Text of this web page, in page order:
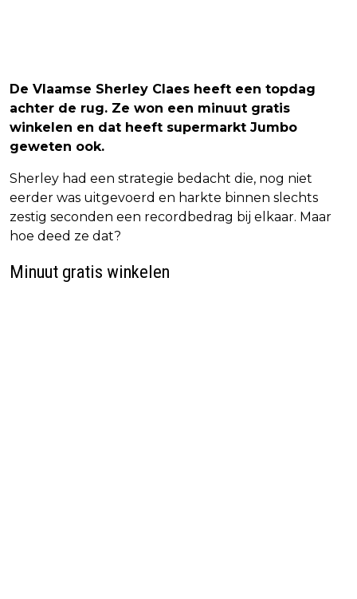
De Vlaamse Sherley Claes heeft een topdag
achter de rug. Ze won een minuut gratis
winkelen en dat heeft supermarkt Jumbo
geweten ook.
Sherley had een strategie bedacht die, nog niet
eerder was uitgevoerd en harkte binnen slechts
zestig seconden een recordbedrag bij elkaar. Maar
hoe deed ze dat?
Minuut gratis winkelen